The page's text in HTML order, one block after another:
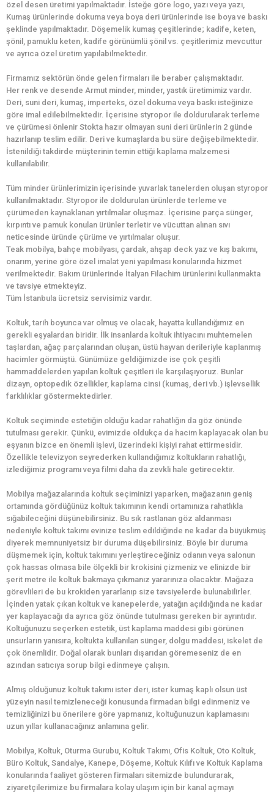
özel desen üretimi yapılmaktadır. İsteğe göre logo, yazı veya yazı,
Kumaş ürünlerinde dokuma veya boya deri ürünlerinde ise boya ve baskı
şeklinde yapılmaktadır. Döşemelik kumaş çeşitlerinde; kadife, keten,
şönil, pamuklu keten, kadife görünümlü şönil vs. çeşitlerimiz mevcuttur
ve ayrıca özel üretim yapılabilmektedir.
Firmamız sektörün önde gelen firmaları ile beraber çalışmaktadır.
Her renk ve desende Armut minder, minder, yastık üretimimiz vardır.
Deri, suni deri, kumaş, imperteks, özel dokuma veya baskı isteğinize
göre imal edilebilmektedir. İçerisine styropor ile doldurularak terleme
ve çürümesi önlenir Stokta hazır olmayan suni deri ürünlerin 2 günde
hazırlanıp teslim edilir. Deri ve kumaşlarda bu süre değişebilmektedir.
İstenildiği takdirde müşterinin temin ettiği kaplama malzemesi
kullanılabilir.
Tüm minder ürünlerimizin içerisinde yuvarlak tanelerden oluşan styropor
kullanılmaktadır. Styropor ile doldurulan ürünlerde terleme ve
çürümeden kaynaklanan yırtılmalar oluşmaz. İçerisine parça sünger,
kırpıntı ve pamuk konulan ürünler terletir ve vücuttan alınan sıvı
neticesinde üründe çürüme ve yırtılmalar oluşur.
Teak mobilya, bahçe mobilyası, çardak, ahşap deck yaz ve kış bakımı,
onarım, yerine göre özel imalat yeni yapılması konularında hizmet
verilmektedir. Bakım ürünlerinde İtalyan Filachim ürünlerini kullanmakta
ve tavsiye etmekteyiz.
Tüm İstanbula ücretsiz servisimiz vardır.
Koltuk, tarih boyunca var olmuş ve olacak, hayatta kullandığımız en
gerekli eşyalardan biridir. İlk insanlarda koltuk ihtiyacını muhtemelen
taşlardan, ağaç parçalarından oluşan, üstü hayvan derileriyle kaplanmış
hacimler görmüştü. Günümüze geldiğimizde ise çok çeşitli
hammaddelerden yapılan koltuk çeşitleri ile karşılaşıyoruz. Bunlar
dizayn, optopedik özellikler, kaplama cinsi (kumaş, deri vb.) işlevsellik
farklılıklar göstermektedirler.
Koltuk seçiminde estetiğin olduğu kadar rahatlığın da göz önünde
tutulması gerekir. Çünkü, evimizde oldukça da hacim kaplayacak olan bu
eşyanın bizce en önemli işlevi, üzerindeki kişiyi rahat ettirmesidir.
Özellikle televizyon seyrederken kullandığımız koltukların rahatlığı,
izlediğimiz programı veya filmi daha da zevkli hale getirecektir.
Mobilya mağazalarında koltuk seçiminizi yaparken, mağazanın geniş
ortamında gördüğünüz koltuk takımının kendi ortamınıza rahatlıkla
sığabileceğini düşünebilirsiniz. Bu sık rastlanan göz aldanması
nedeniyle koltuk takımı evinize teslim edildiğinde ne kadar da büyükmüş
diyerek memnuniyetsiz bir duruma düşebilirsiniz. Böyle bir duruma
düşmemek için, koltuk takımını yerleştireceğiniz odanın veya salonun
çok hassas olmasa bile ölçekli bir krokisini çizmeniz ve elinizde bir
şerit metre ile koltuk bakmaya çıkmanız yararınıza olacaktır. Mağaza
görevlileri de bu krokiden yararlanıp size tavsiyelerde bulunabilirler.
İçinden yatak çıkan koltuk ve kanepelerde, yatağın açıldığında ne kadar
yer kaplayacağı da ayrıca göz önünde tutulması gereken bir ayrıntıdır.
Koltuğunuzu seçerken estetik, üst kaplama maddesi gibi görünen
unsurların yanısıra, koltukta kullanılan sünger, dolgu maddesi, iskelet de
çok önemlidir. Doğal olarak bunları dışarıdan göremeseniz de en
azından satıcıya sorup bilgi edinmeye çalışın.
Almış olduğunuz koltuk takımı ister deri, ister kumaş kaplı olsun üst
yüzeyin nasıl temizleneceği konusunda firmadan bilgi edinmeniz ve
temizliğinizi bu önerilere göre yapmanız, koltuğunuzun kaplamasını
uzun yıllar kullanacağınız anlamına gelir.
Mobilya, Koltuk, Oturma Gurubu, Koltuk Takımı, Ofis Koltuk, Oto Koltuk,
Büro Koltuk, Sandalye, Kanepe, Döşeme, Koltuk Kılıfı ve Koltuk Kaplama
konularında faaliyet gösteren firmaları sitemizde bulundurarak,
ziyaretçilerimize bu firmalara kolay ulaşım için bir kanal açmayı